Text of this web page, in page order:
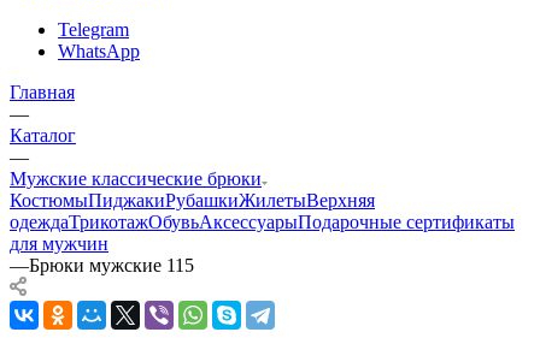
Telegram
WhatsApp
Главная
—
Каталог
—
Мужские классические брюки
КостюмыПиджакиРубашкиЖилетыВерхняя
одеждаТрикотажОбувьАксессуарыПодарочные сертификаты
для мужчин
—Брюки мужские 115